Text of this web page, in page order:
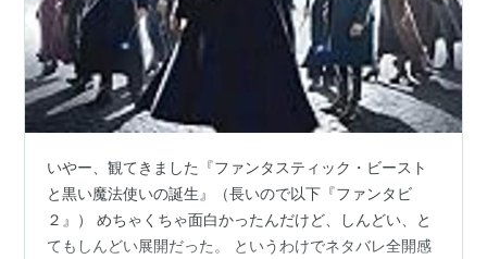
いやー、観てきました『ファンタスティック・ビースト
と黒い魔法使いの誕生』（長いので以下『ファンタビ
２』） めちゃくちゃ面白かったんだけど、しんどい、と
てもしんどい展開だった。 というわけでネタバレ全開感